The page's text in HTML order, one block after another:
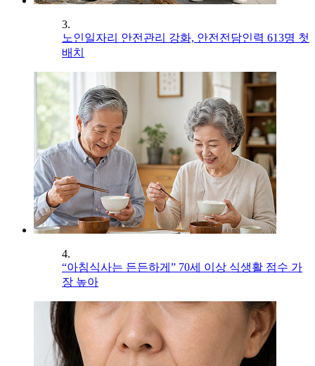
3.
노인일자리 안전관리 강화, 안전전담인력 613명 첫
배치
4.
“아침식사는 든든하게” 70세 이상 식생활 점수 가
장 높아